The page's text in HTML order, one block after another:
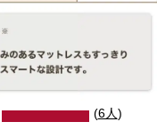
(6人)